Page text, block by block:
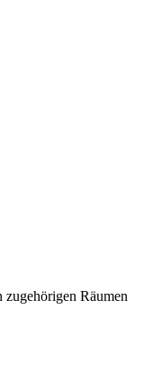
zugehörigen Räumen